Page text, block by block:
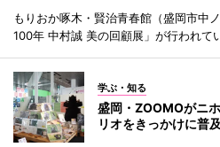
もりおか啄木・賢治青春館（盛岡市中
100年 中村誠 美の回顧展」が行われて
学ぶ・知る
盛岡・ZOOMOがニ
リオをきっかけに普